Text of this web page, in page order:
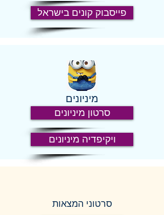
פייסבוק קונים בישראל
מיניונים
סרטון מיניונים
ויקיפדיה מיניונים
סרטוני המצאות